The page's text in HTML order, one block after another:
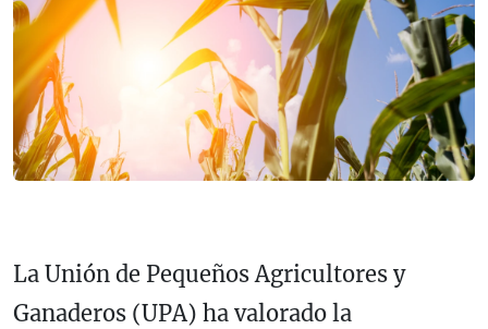
La Unión de Pequeños Agricultores y
Ganaderos (UPA) ha valorado la